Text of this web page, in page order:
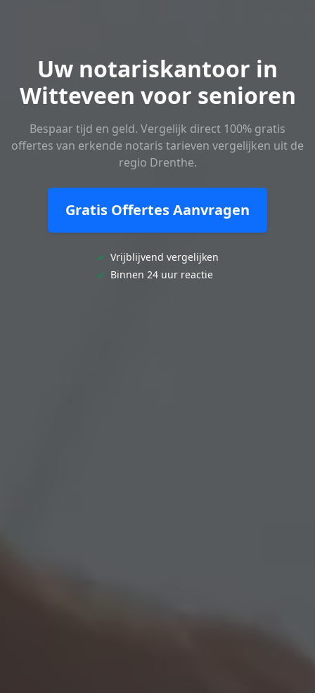
Uw notariskantoor in
Witteveen voor senioren
Bespaar tijd en geld. Vergelijk direct 100% gratis
offertes van erkende notaris tarieven vergelijken uit de
regio Drenthe.
Gratis Offertes Aanvragen
✓ Vrijblijvend vergelijken
✓ Binnen 24 uur reactie